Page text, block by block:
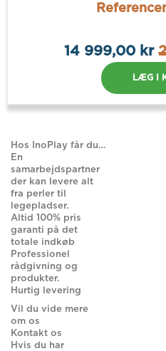
14 999,00 kr
LÆG I
Hos InoPlay får du…
En
samarbejdspartner
der kan levere alt
fra perler til
legepladser.
Altid 100% pris
garanti på det
totale indkøb
Professionel
rådgivning og
produkter.
Hurtig levering
Vil du vide mere
om os
Kontakt os
Hvis du har